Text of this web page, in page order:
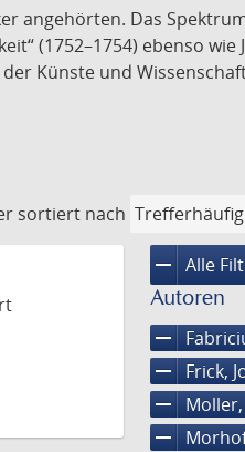
angehörten. Das
(1752–1754) ebenso wie
Künste und
sortiert nach
remove Alle
Autoren
remove
remove Frick,
remove
remove